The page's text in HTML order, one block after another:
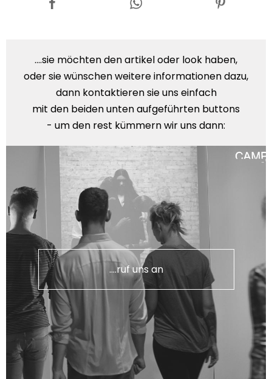
....sie möchten den artikel oder look haben,
oder sie wünschen weitere informationen dazu,
dann kontaktieren sie uns einfach
mit den beiden unten aufgeführten buttons
- um den rest kümmern wir uns dann:
....ruf uns an